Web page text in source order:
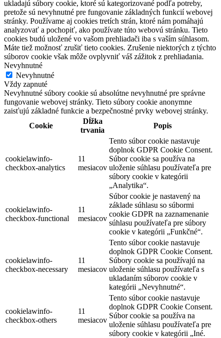
ukladajú súbory cookie, ktoré sú kategorizované podľa potreby,
pretože sú nevyhnutné pre fungovanie základných funkcií webovej
stránky. Používame aj cookies tretích strán, ktoré nám pomáhajú
analyzovať a pochopiť, ako používate túto webovú stránku. Tieto
cookies budú uložené vo vašom prehliadači iba s vaším súhlasom.
Máte tiež možnosť zrušiť tieto cookies. Zrušenie niektorých z týchto
súborov cookie však môže ovplyvniť váš zážitok z prehliadania.
Nevyhnutné
Nevyhnutné
Vždy zapnuté
Nevyhnutné súbory cookie sú absolútne nevyhnutné pre správne
fungovanie webovej stránky. Tieto súbory cookie anonymne
zaisťujú základné funkcie a bezpečnostné prvky webovej stránky.
Cookie
Dĺžka
trvania
Popis
cookielawinfo-
checkbox-analytics
11
mesiacov
Tento súbor cookie nastavuje
doplnok GDPR Cookie Consent.
Súbor cookie sa používa na
uloženie súhlasu používateľa pre
súbory cookie v kategórii
„Analytika“.
cookielawinfo-
checkbox-functional
11
mesiacov
Súbor cookie je nastavený na
základe súhlasu so súbormi
cookie GDPR na zaznamenanie
súhlasu používateľa pre súbory
cookie v kategórii „Funkčné“.
cookielawinfo-
checkbox-necessary
11
mesiacov
Tento súbor cookie nastavuje
doplnok GDPR Cookie Consent.
Súbory cookie sa používajú na
uloženie súhlasu používateľa s
ukladaním súborov cookie v
kategórii „Nevyhnutné“.
cookielawinfo-
checkbox-others
11
mesiacov
Tento súbor cookie nastavuje
doplnok GDPR Cookie Consent.
Súbor cookie sa používa na
uloženie súhlasu používateľa pre
súbory cookie v kategórii „Iné.